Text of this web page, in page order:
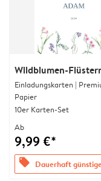
Wildblumen-
Einladungskarten |
Papier
10er Karten-Set
Ab
9,99 €*
offers Dauerhaft